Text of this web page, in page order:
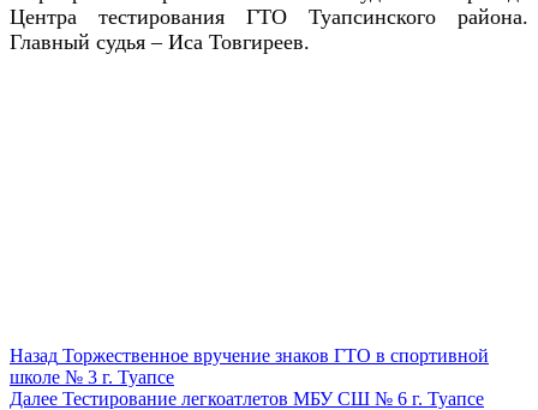
Центра тестирования ГТО Туапсинского района.
Главный судья – Иса Товгиреев.
Навигация
по
Назад Предыдущая
запись:
Торжественное вручение знаков ГТО в спортивной
школе № 3 г. Туапсе
Далее Следующая
Тестирование легкоатлетов МБУ СШ № 6 г. Туапсе